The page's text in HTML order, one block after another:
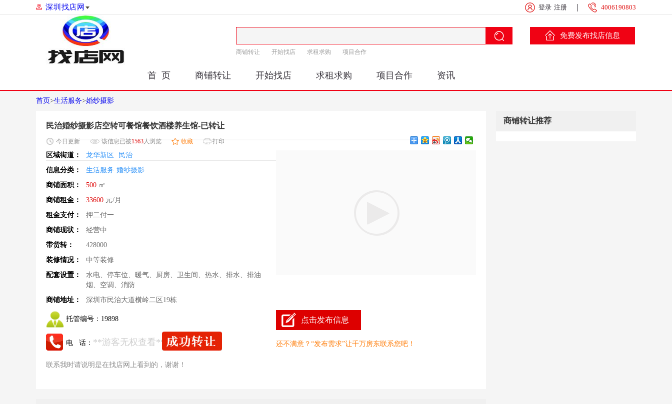
深圳找店网 登录 注册 4006190803
商铺转让 开始找店 求租求购 项目合作
免费发布找店信息
首 页 商铺转让 开始找店 求租求购 项目合作 资讯
首页>生活服务>婚纱摄影
民治婚纱摄影店空转可餐馆餐饮酒楼养生馆-已转让
今日 更新 该信息已被1563人浏览 收藏 打印
区域街道： 龙华新区
民治
信息分类：
生活服务 婚纱摄影
商铺面积：
500 ㎡
商铺租金：
33600 元/月
租金支付：
押二付一
商铺现状：
经营中
带货转：
428000
装修情况：
中等装修
配套设置：
水电、停车位、暖气、厨房、卫生间、热水、排水、排油
烟、空调、消防
商铺地址：
深圳市民治大道横岭二区19栋
托管编号： 19898
电 话： **游客无权查看**
联系我时请说明是在找店网上看到的，谢谢！
点击发布信息
还不满意？“发布需求”让千万房东联系您吧！
商铺转让推荐